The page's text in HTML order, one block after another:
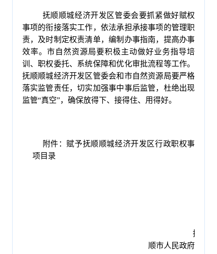
抚顺顺城经济开发区管委会要抓紧做好赋权
事项的衔接落实工作，依法承担承接事项的管理职
责，及时制定权责清单，编制办事指南，提高办事
效率。市自然资源局要积极主动做好业务指导培
训、职权委托、系统保障和优化审批流程等工作。
抚顺顺城经济开发区管委会和市自然资源局要严格
落实监管责任，切实加强事中事后监管，杜绝出现
监管“真空”，确保放得下、接得住、用得好。
附件： 赋予抚顺顺城经济开发区行政职权事
项目录
抚
顺市人民政府